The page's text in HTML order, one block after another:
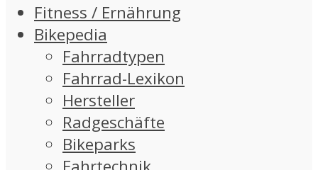
Fitness / Ernährung
Bikepedia
Fahrradtypen
Fahrrad-Lexikon
Hersteller
Radgeschäfte
Bikeparks